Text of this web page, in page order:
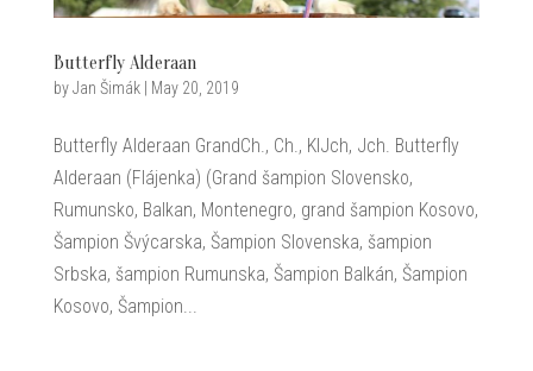
Butterfly Alderaan
byJan Šimák| May 20, 2019
Butterfly Alderaan GrandCh., Ch., KlJch, Jch. Butterfly
Alderaan (Flájenka) (Grand šampion Slovensko,
Rumunsko, Balkan, Montenegro, grand šampion Kosovo,
Šampion Švýcarska, Šampion Slovenska, šampion
Srbska, šampion Rumunska, Šampion Balkán, Šampion
Kosovo, Šampion...